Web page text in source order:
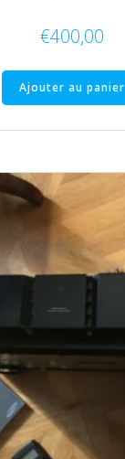
€400,00
Ajouter au panier